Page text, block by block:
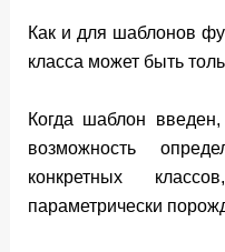
Как и для шаблонов
класса может быть
Когда шаблон
возможность
конкретных
параметрически